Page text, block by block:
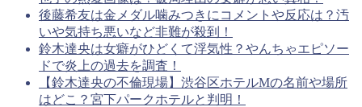
後藤希友は金メダル噛みつきにコメントや反応は？汚
いや気持ち悪いなど非難が殺到！
鈴木達央は女癖がひどくて浮気性？やんちゃエピソー
ドで炎上の過去を調査！
【鈴木達央の不倫現場】渋谷区ホテルMの名前や場所
はどこ？宮下パークホテルと判明！